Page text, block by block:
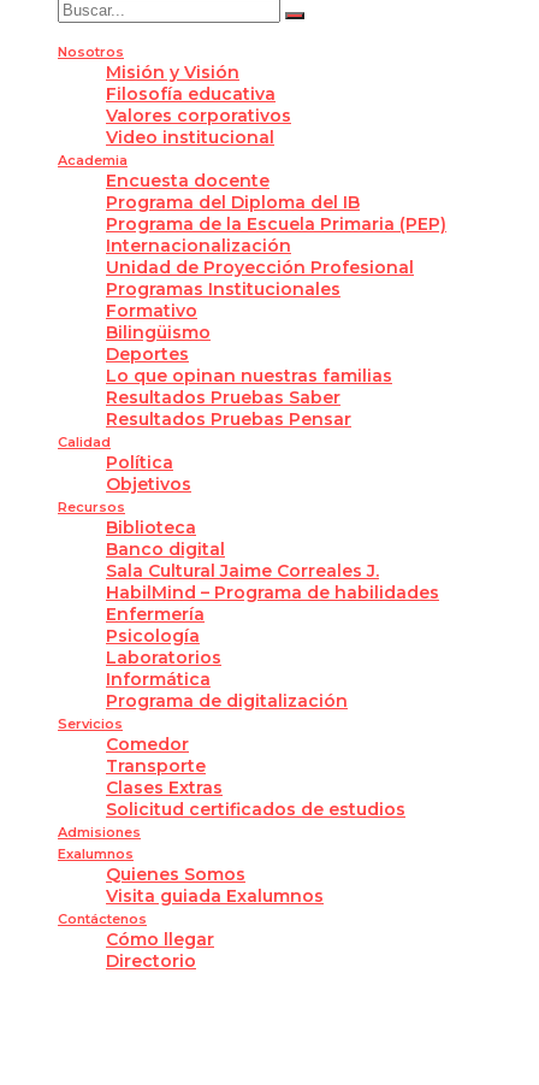
Nosotros
Misión y Visión
Filosofía educativa
Valores corporativos
Video institucional
Academia
Encuesta docente
Programa del Diploma del IB
Programa de la Escuela Primaria (PEP)
Internacionalización
Unidad de Proyección Profesional
Programas Institucionales
Formativo
Bilingüismo
Deportes
Lo que opinan nuestras familias
Resultados Pruebas Saber
Resultados Pruebas Pensar
Calidad
Política
Objetivos
Recursos
Biblioteca
Banco digital
Sala Cultural Jaime Correales J.
HabilMind – Programa de habilidades
Enfermería
Psicología
Laboratorios
Informática
Programa de digitalización
Servicios
Comedor
Transporte
Clases Extras
Solicitud certificados de estudios
Admisiones
Exalumnos
Quienes Somos
Visita guiada Exalumnos
Contáctenos
Cómo llegar
Directorio